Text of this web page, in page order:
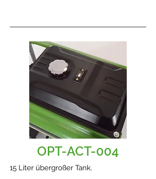
OPT-ACT-004
15 Liter übergroßer Tank.